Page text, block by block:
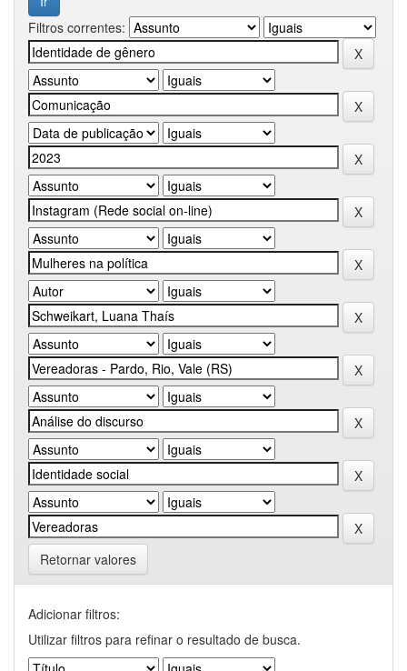
Filtros correntes:
Retornar valores
Adicionar filtros:
Utilizar filtros para refinar o resultado de busca.